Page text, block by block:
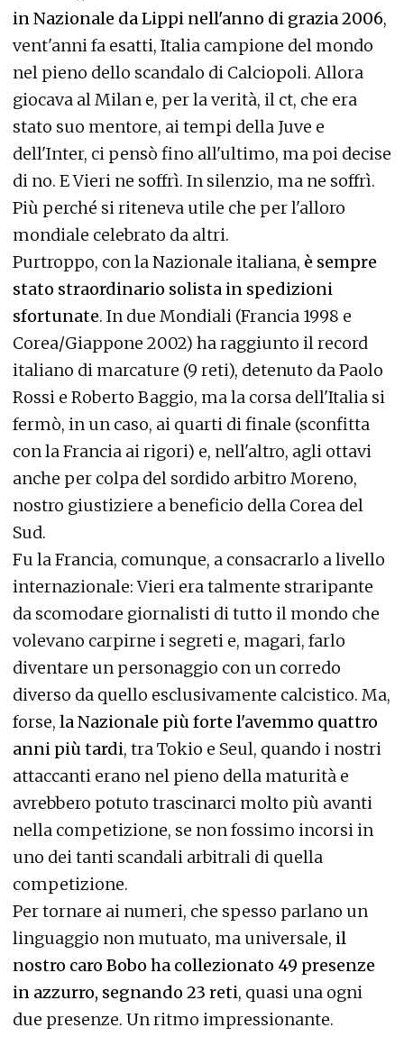
in Nazionale da Lippi nell'anno di grazia 2006,
vent'anni fa esatti, Italia campione del mondo
nel pieno dello scandalo di Calciopoli. Allora
giocava al Milan e, per la verità, il ct, che era
stato suo mentore, ai tempi della Juve e
dell'Inter, ci pensò fino all'ultimo, ma poi decise
di no. E Vieri ne soffrì. In silenzio, ma ne soffrì.
Più perché si riteneva utile che per l'alloro
mondiale celebrato da altri.
Purtroppo, con la Nazionale italiana, è sempre
stato straordinario solista in spedizioni
sfortunate. In due Mondiali (Francia 1998 e
Corea/Giappone 2002) ha raggiunto il record
italiano di marcature (9 reti), detenuto da Paolo
Rossi e Roberto Baggio, ma la corsa dell'Italia si
fermò, in un caso, ai quarti di finale (sconfitta
con la Francia ai rigori) e, nell'altro, agli ottavi
anche per colpa del sordido arbitro Moreno,
nostro giustiziere a beneficio della Corea del
Sud.
Fu la Francia, comunque, a consacrarlo a livello
internazionale: Vieri era talmente straripante
da scomodare giornalisti di tutto il mondo che
volevano carpirne i segreti e, magari, farlo
diventare un personaggio con un corredo
diverso da quello esclusivamente calcistico. Ma,
forse, la Nazionale più forte l'avemmo quattro
anni più tardi, tra Tokio e Seul, quando i nostri
attaccanti erano nel pieno della maturità e
avrebbero potuto trascinarci molto più avanti
nella competizione, se non fossimo incorsi in
uno dei tanti scandali arbitrali di quella
competizione.
Per tornare ai numeri, che spesso parlano un
linguaggio non mutuato, ma universale, il
nostro caro Bobo ha collezionato 49 presenze
in azzurro, segnando 23 reti, quasi una ogni
due presenze. Un ritmo impressionante.